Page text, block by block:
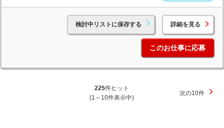
検討中リストに保存する 詳細を見る
このお仕事に応募
225件ヒット
(1～10件表示中)
次の10件